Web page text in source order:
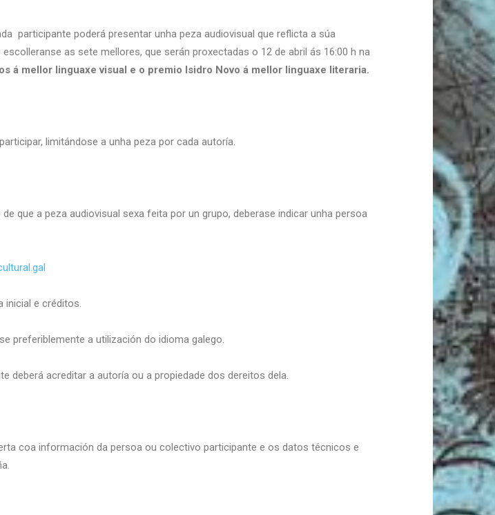
participante poderá presentar unha peza audiovisual que reflicta a súa
as sete mellores, que serán proxectadas o 12 de abril ás 16:00 h na
á mellor linguaxe visual e o premio Isidro Novo á mellor linguaxe literaria.
limitándose a unha peza por cada autoría.
que a peza audiovisual sexa feita por un grupo, deberase indicar unha persoa
inicial e créditos.
preferiblemente a utilización do idioma galego.
deberá acreditar a autoría ou a propiedade dos dereitos dela.
coa información da persoa ou colectivo participante e os datos técnicos e